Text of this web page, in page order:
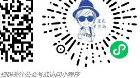
扫码关注公众号或访问小程序